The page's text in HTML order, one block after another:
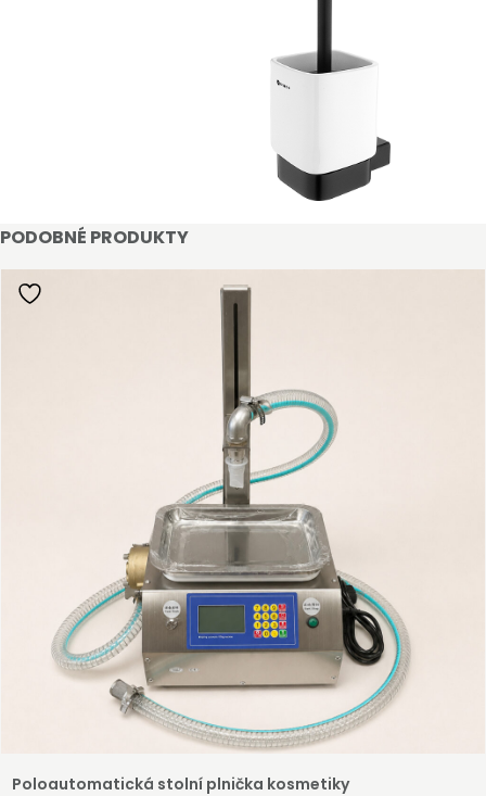
PODOBNÉ PRODUKTY
Poloautomatická stolní plnička kosmetiky
STAŇTE SE KLIENTEM
Stát se klientem velkoobchodu Bohéme Collection
je jednoduché, stačí podnikat a mít platné IČO.
Kromě snadnějšího procesu objednávek můžete
získat slevy až do výše 25 % v závislosti na velikosti